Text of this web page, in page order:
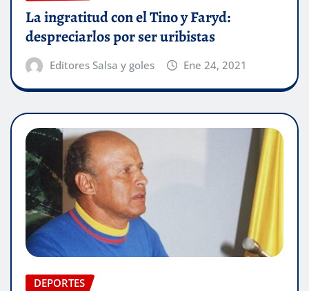
La ingratitud con el Tino y Faryd:
despreciarlos por ser uribistas
Editores Salsa y goles Ene 24, 2021
DEPORTES